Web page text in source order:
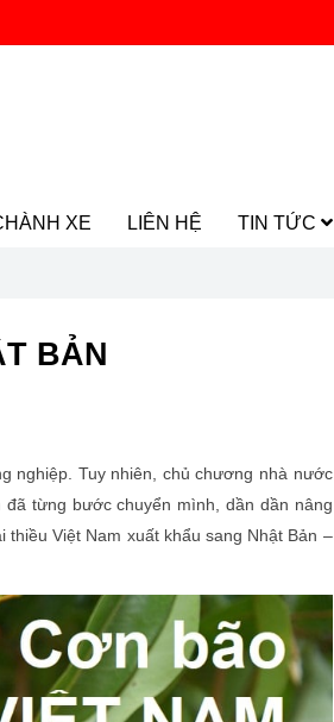
XE LIÊN HỆ TIN TỨC
BẢN
nghiệp. Tuy nhiên, chủ chương nhà nước
từng bước chuyển mình, dần dần nâng
Việt Nam xuất khẩu sang Nhật Bản –